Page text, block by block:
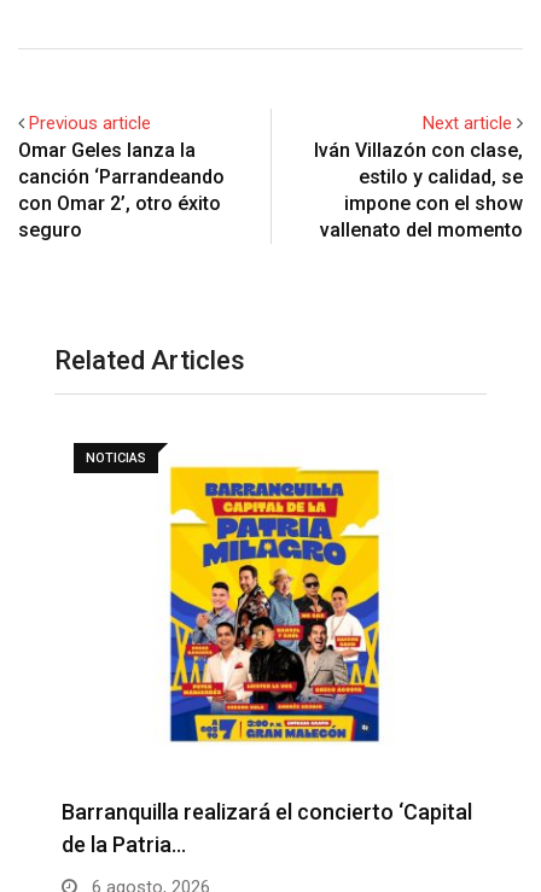
Previous article
Omar Geles lanza la
canción ‘Parrandeando
con Omar 2’, otro éxito
seguro
Next article
Iván Villazón con clase,
estilo y calidad, se
impone con el show
vallenato del momento
Related Articles
NOTICIAS
Barranquilla realizará el concierto ‘Capital
de la Patria…
6 agosto, 2026